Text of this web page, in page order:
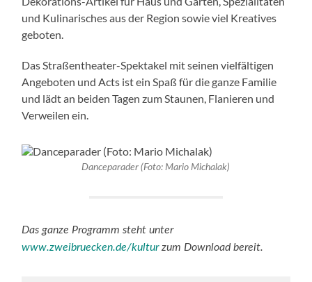
und Kulinarisches aus der Region sowie viel Kreatives
geboten.
Das Straßentheater-Spektakel mit seinen vielfältigen
Angeboten und Acts ist ein Spaß für die ganze Familie
und lädt an beiden Tagen zum Staunen, Flanieren und
Verweilen ein.
Danceparader (Foto: Mario Michalak)
Das ganze Programm steht unter
www.zweibruecken.de/kulturzum Download bereit.